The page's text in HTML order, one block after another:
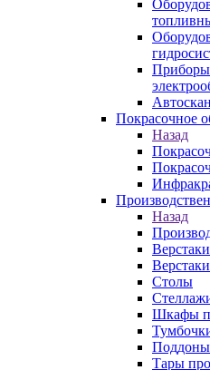
Приборы
Покрасочное
Назад
Назад
Столы
Шкафы
Поддоны
Тары